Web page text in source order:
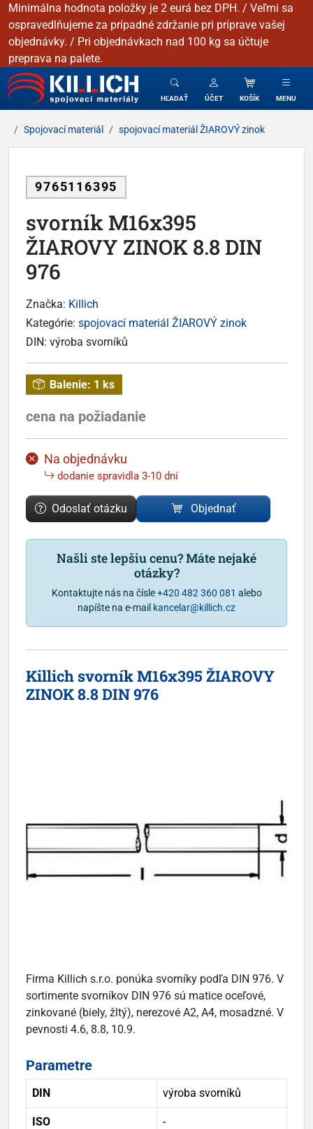
Minimálna hodnota položky je 2 eurá bez DPH. / Veľmi sa
ospravedlňujeme za prípadné zdržanie pri príprave vašej
objednávky. / Pri objednávkach nad 100 kg sa účtuje
preprava na palete.
KILLICH - Spojovacie materiály
HĽADAŤ ÚČET KOŠÍK MENU
Spojovací materiál spojovací materiál ŽIAROVÝ zinok
9765116395
svorník M16x395
ŽIAROVY ZINOK 8.8 DIN
976
Značka: Killich
Kategórie: spojovací materiál ŽIAROVÝ zinok
DIN: výroba svorníků
Balenie: 1 ks
cena na požiadanie
Na objednávku
dodanie spravidla 3-10 dní
Odoslať otázku Objednať
Našli ste lepšiu cenu? Máte nejaké
otázky?
Kontaktujte nás na čísle+420 482 360 081 alebo
napíšte na e-mail kancelar@killich.cz
Killich svorník M16x395 ŽIAROVY
ZINOK 8.8 DIN 976
Firma Killich s.r.o. ponúka svorníky podľa DIN 976. V
sortimente svorníkov DIN 976 sú matice oceľové,
zinkované (biely, žltý), nerezové A2, A4, mosadzné. V
pevnosti 4.6, 8.8, 10.9.
Parametre
DIN výroba svorníků
ISO -